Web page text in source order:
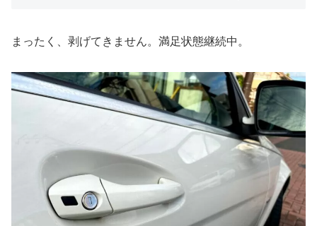
まったく、剥げてきません。満足状態継続中。